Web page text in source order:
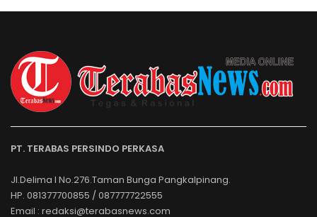
PT. TERABAS PERSINDO PERKASA
Jl.Delima I No.276.Taman Bunga Pangkalpinang.
HP. 081377700855 / 087777722555
Email : redaksi@terabasnews.com